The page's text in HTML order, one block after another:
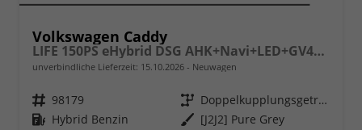
Volkswagen Caddy
LIFE 150PS eHybrid DSG AHK+Navi+LED+GV4+PDC+Sitzheiz+App-Connect
unverbindliche Lieferzeit: 15.10.2026 Neuwagen
Fahrzeugnr. 98179 Getriebe
Doppelkupplungsgetriebe (DSG)
Kraftstoff Hybrid Benzin Außenfarbe [J2J2] Pure Grey